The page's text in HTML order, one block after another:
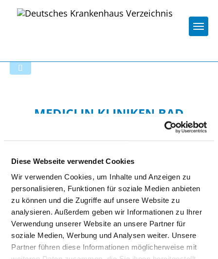
Diese Webseite verwendet Cookies
Wir verwenden Cookies, um Inhalte und Anzeigen zu
personalisieren, Funktionen für soziale Medien anbieten
zu können und die Zugriffe auf unsere Website zu
analysieren. Außerdem geben wir Informationen zu Ihrer
Verwendung unserer Website an unsere Partner für
soziale Medien, Werbung und Analysen weiter. Unsere
Partner führen diese Informationen möglicherweise mit
MEDICLIN KLINIKEN BAD
DÜBEN GMBH & CO.KG
WALDKRANKENHAUS BAD
DÜBEN
BARRIEREFREIHEIT